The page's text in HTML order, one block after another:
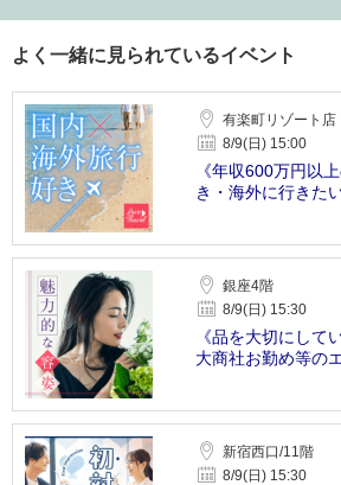
よく一緒に見られているイベント
有楽町リゾート店
8/9(日) 15:00
《年収600万円以
き・海外に行きた
銀座4階
8/9(日) 15:30
《品を大切にして
大商社お勤め等の
新宿西口/11階
8/9(日) 15:30